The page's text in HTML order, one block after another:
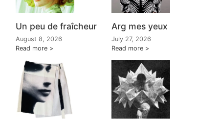
Un peu de fraîcheur
August 8, 2026
Read more
Arg mes yeux
July 27, 2026
Read more